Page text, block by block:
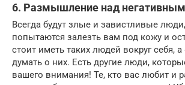
6. Размышление над
Всегда будут злые и завистливые
попытаются залезть вам под кожу и
стоит иметь таких людей вокруг себя,
думать о них. Есть другие люди,
вашего внимания! Те, кто вас любит и